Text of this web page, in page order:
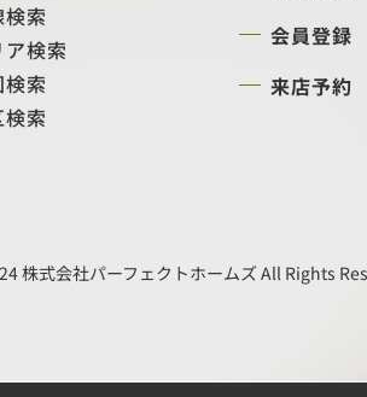
索
検索
索
索
会員登録
来店予約
株式会社パーフェクトホームズ All Rights